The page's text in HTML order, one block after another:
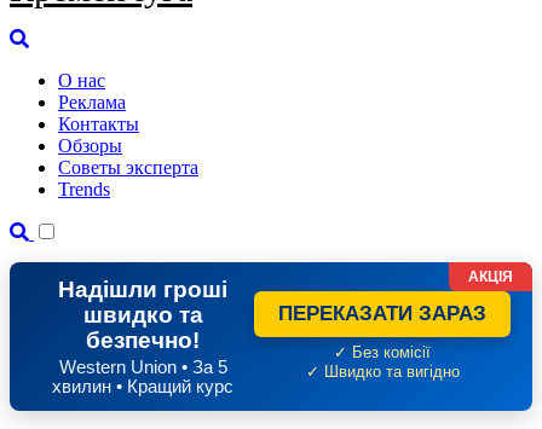
О нас
Реклама
Контакты
Обзоры
Советы эксперта
Trends
Надішли гроші
швидко та
безпечно!
Western Union • За 5
хвилин • Кращий курс
ПЕРЕКАЗАТИ ЗАРАЗ
✓ Без комісії
✓ Швидко та вигідно
АКЦІЯ